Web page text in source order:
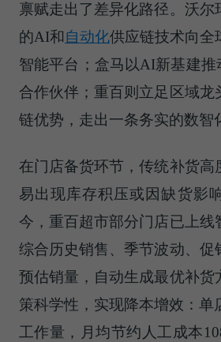
禀赋走出了差异化路径。沃尔
的AI和自动化供应链技术向全
智能平台；盒马以AI新基建推
合作伙伴；重百则立足区域龙
链优势，走出一条务实的数智
在门店备货环节，传统补货高
易出现库存积压或因缺货影
今，重百超市部分门店已上线
综合历史销售、季节波动、促
预估销量，自动生成最优补货
策科学性，实现降本增效：单
工作量，月均节约人工成本